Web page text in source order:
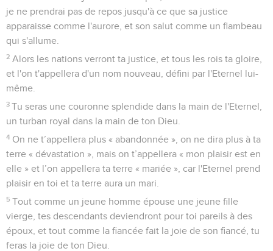
je ne prendrai pas de repos jusqu'à ce que sa justice
apparaisse comme l'aurore, et son salut comme un flambeau
qui s'allume.
2 Alors les nations verront ta justice, et tous les rois ta gloire,
et l'on t'appellera d'un nom nouveau, défini par l'Eternel lui-
même.
3 Tu seras une couronne splendide dans la main de l'Eternel,
un turban royal dans la main de ton Dieu.
4 On ne t’appellera plus « abandonnée », on ne dira plus à ta
terre « dévastation », mais on t’appellera « mon plaisir est en
elle » et l’on appellera ta terre « mariée », car l'Eternel prend
plaisir en toi et ta terre aura un mari.
5 Tout comme un jeune homme épouse une jeune fille
vierge, tes descendants deviendront pour toi pareils à des
époux, et tout comme la fiancée fait la joie de son fiancé, tu
feras la joie de ton Dieu.